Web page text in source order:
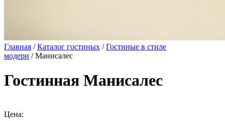
Главная /Каталог гостиных /Гостиные в стиле
модерн / Манисалес
Гостинная Манисалес
Цена: